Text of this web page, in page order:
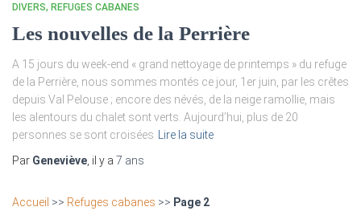
DIVERS REFUGES CABANES
Les nouvelles de la Perrière
A 15 jours du week-end « grand nettoyage de printemps » du refuge
de la Perrière, nous sommes montés ce jour, 1er juin, par les crêtes
depuis Val Pelouse ; encore des névés, de la neige ramollie, mais
les alentours du chalet sont verts. Aujourd’hui, plus de 20
personnes se sont croisées
Lire la suite
Par Geneviève , il y a 7 ans
Accueil >> Refuges cabanes >> Page 2